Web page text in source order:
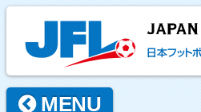
MENU